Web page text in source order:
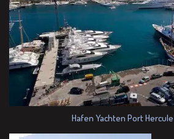
Hafen Yachten Port